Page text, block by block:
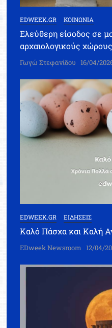
EDWEEK.GR ΚΟΙΝΩΝΙΑ
Ελεύθερη είσοδος σε
αρχαιολογικούς
Γωγώ Στεφανίδου 16/04/
EDWEEK.GR ΕΙΔΗΣΕΙΣ
Καλό Πάσχα και Καλή
EDweek Newsroom 12/04/